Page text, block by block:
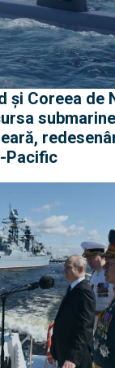
și Coreea de
Pacific